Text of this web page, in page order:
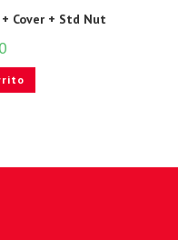
+ Cover + Std Nut